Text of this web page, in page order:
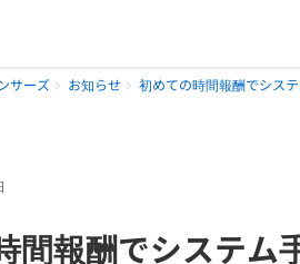
サーズ お知らせ
初めての時間報酬でシス
間報酬でシステム